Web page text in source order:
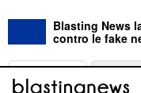
Blasting News
contro le fake
ABOUT